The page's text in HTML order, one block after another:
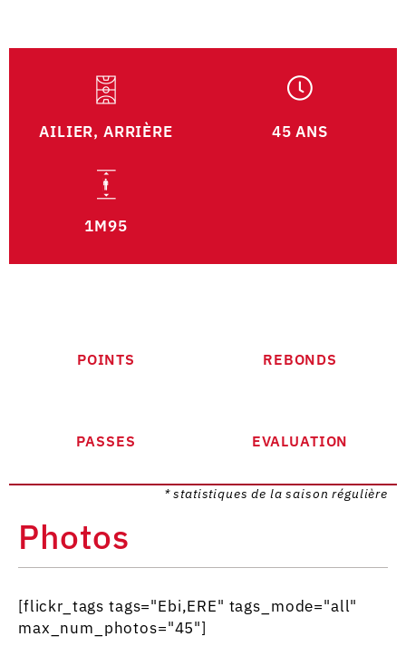
AILIER, ARRIÈRE 45 ANS
1M95
POINTS REBONDS
PASSES EVALUATION
* statistiques de la saison régulière
Photos
[flickr_tags tags="Ebi,ERE" tags_mode="all"
max_num_photos="45"]